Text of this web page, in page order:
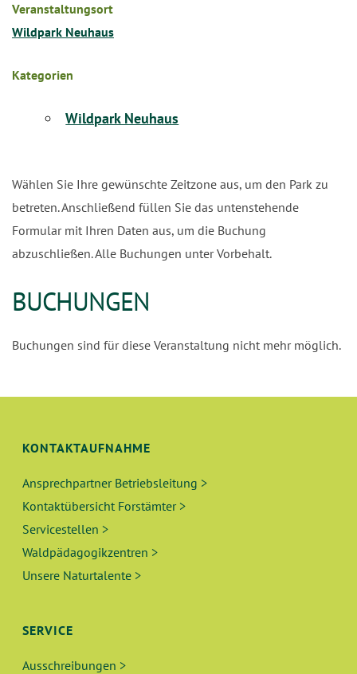
Veranstaltungsort
Wildpark Neuhaus
Kategorien
Wildpark Neuhaus
Wählen Sie Ihre gewünschte Zeitzone aus, um den Park zu
betreten. Anschließend füllen Sie das untenstehende
Formular mit Ihren Daten aus, um die Buchung
abzuschließen. Alle Buchungen unter Vorbehalt.
BUCHUNGEN
Buchungen sind für diese Veranstaltung nicht mehr möglich.
KONTAKTAUFNAHME
Ansprechpartner Betriebsleitung >
Kontaktübersicht Forstämter >
Servicestellen >
Waldpädagogikzentren >
Unsere Naturtalente >
SERVICE
Ausschreibungen >